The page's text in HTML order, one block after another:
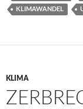
KLIMAWANDEL
KLIMA